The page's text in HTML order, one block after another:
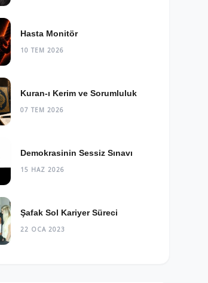
Hasta Monitör
10 TEM 2026
Kuran-ı Kerim ve Sorumluluk
07 TEM 2026
Demokrasinin Sessiz Sınavı
15 HAZ 2026
Şafak Sol Kariyer Süreci
22 OCA 2023